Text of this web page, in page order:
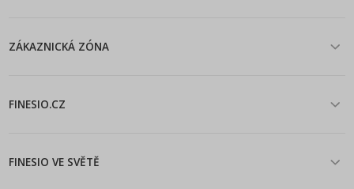
ZÁKAZNICKÁ ZÓNA
FINESIO.CZ
FINESIO VE SVĚTĚ